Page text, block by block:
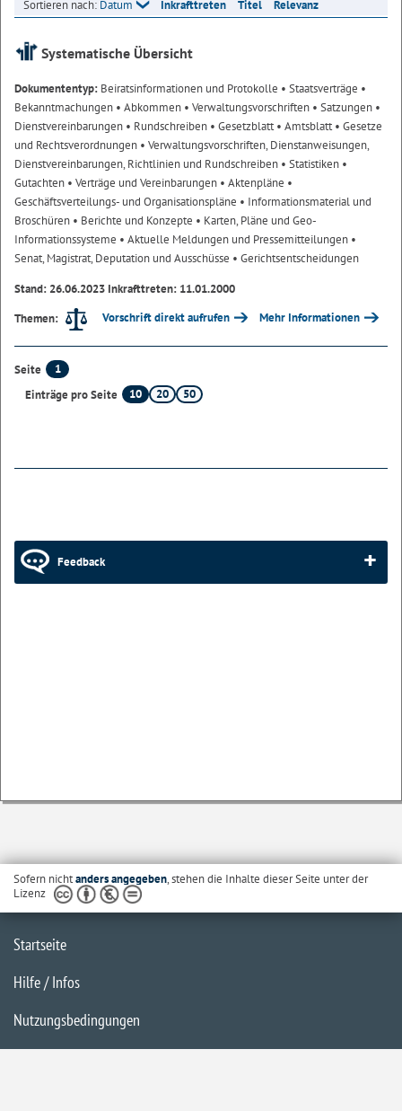
Sortieren nach: Datum Inkrafttreten Titel Relevanz
Systematische Übersicht
Dokumententyp: Beiratsinformationen und Protokolle • Staatsverträge •
Bekanntmachungen • Abkommen • Verwaltungsvorschriften • Satzungen •
Dienstvereinbarungen • Rundschreiben • Gesetzblatt• Amtsblatt• Gesetze
und Rechtsverordnungen • Verwaltungsvorschriften, Dienstanweisungen,
Dienstvereinbarungen, Richtlinien und Rundschreiben • Statistiken •
Gutachten • Verträge und Vereinbarungen • Aktenpläne •
Geschäftsverteilungs- und Organisationspläne • Informationsmaterial und
Broschüren • Berichte und Konzepte • Karten, Pläne und Geo-
Informationssysteme • Aktuelle Meldungen und Pressemitteilungen •
Senat, Magistrat, Deputation und Ausschüsse • Gerichtsentscheidungen
Stand: 26.06.2023 Inkrafttreten: 11.01.2000
Themen:
Vorschrift direkt aufrufen Mehr Informationen
Seite
1
Einträge pro Seite
10 20 50
Feedback
Sofern nichtanders angegeben, stehen die Inhalte dieser Seite unter der
Lizenz
Startseite
Hilfe / Infos
Nutzungsbedingungen